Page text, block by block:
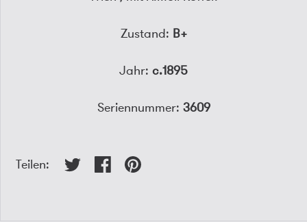
Zustand: B+
Jahr:c.1895
Seriennummer: 3609
Teilen: